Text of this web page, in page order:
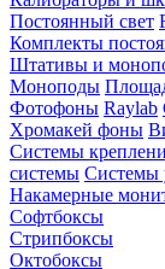
Постоянный свет
Комплекты
Штативы и
Моноподы
Фотофоны Raylab
Хромакей фоны
Системы
системы Системы
Накамерные
Софтбоксы
Стрипбоксы
Октобоксы